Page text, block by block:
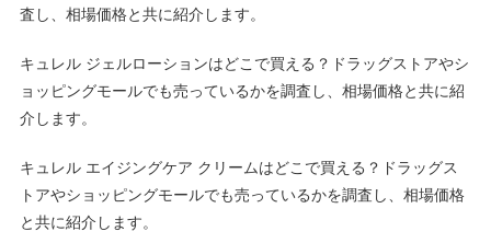
査し、相場価格と共に紹介します。
キュレル ジェルローションはどこで買える？ドラッグストアやシ
ョッピングモールでも売っているかを調査し、相場価格と共に紹
介します。
キュレル エイジングケア クリームはどこで買える？ドラッグス
トアやショッピングモールでも売っているかを調査し、相場価格
と共に紹介します。